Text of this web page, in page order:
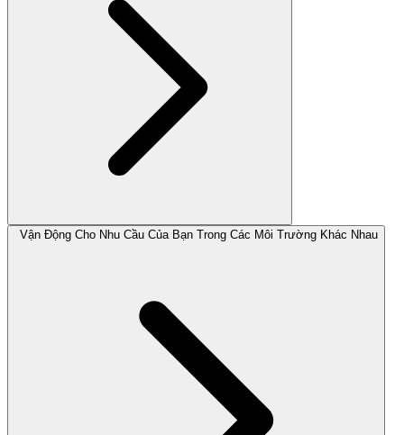
Vận Động Cho Nhu Cầu Của Bạn Trong Các Môi Trường Khác Nhau